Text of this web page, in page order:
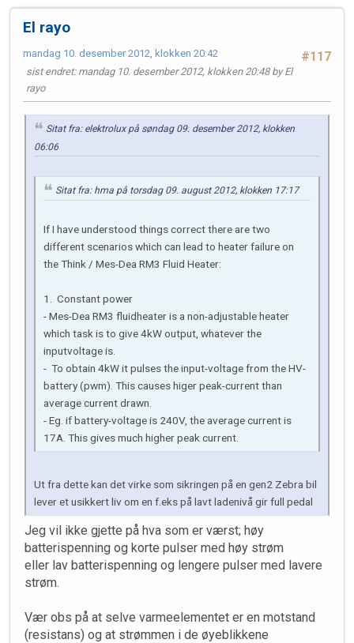
El rayo
#117
mandag 10. desember 2012, klokken 20:42
sist endret: mandag 10. desember 2012, klokken 20:48 by El
rayo
Sitat fra: elektrolux på søndag 09. desember 2012, klokken
06:06
Sitat fra: hma på torsdag 09. august 2012, klokken 17:17
If I have understood things correct there are two
different scenarios which can lead to heater failure on
the Think / Mes-Dea RM3 Fluid Heater:
1. Constant power
- Mes-Dea RM3 fluidheater is a non-adjustable heater
which task is to give 4kW output, whatever the
inputvoltage is.
- To obtain 4kW it pulses the input-voltage from the HV-
battery (pwm). This causes higer peak-current than
average current drawn.
- Eg. if battery-voltage is 240V, the average current is
17A. This gives much higher peak current.
Ut fra dette kan det virke som sikringen på en gen2 Zebra bil
lever et usikkert liv om en f.eks på lavt ladenivå gir full pedal
Jeg vil ikke gjette på hva som er værst; høy
batterispenning og korte pulser med høy strøm
eller lav batterispenning og lengere pulser med lavere
strøm.
Vær obs på at selve varmeelementet er en motstand
(resistans) og at strømmen i de øyeblikkene